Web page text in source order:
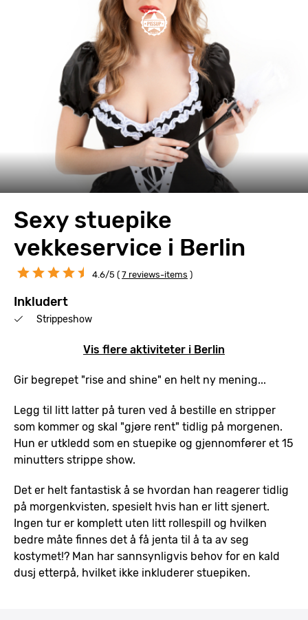
Sexy stuepike
vekkeservice i Berlin
4.6/5 ( 7 reviews-items )
Inkludert
Strippeshow
Vis flere aktiviteter i Berlin
Gir begrepet "rise and shine" en helt ny mening...
Legg til litt latter på turen ved å bestille en stripper
som kommer og skal "gjøre rent" tidlig på morgenen.
Hun er utkledd som en stuepike og gjennomfører et 15
minutters strippe show.
Det er helt fantastisk å se hvordan han reagerer tidlig
på morgenkvisten, spesielt hvis han er litt sjenert.
Ingen tur er komplett uten litt rollespill og hvilken
bedre måte finnes det å få jenta til å ta av seg
kostymet!? Man har sannsynligvis behov for en kald
dusj etterpå, hvilket ikke inkluderer stuepiken.